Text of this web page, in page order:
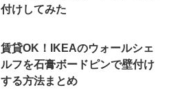
付けしてみた
賃貸OK！IKEAのウォールシェ
ルフを石膏ボードピンで壁付け
する方法まとめ